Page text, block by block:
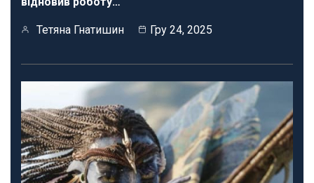
Тетяна Гнатишин Гру 24, 2025